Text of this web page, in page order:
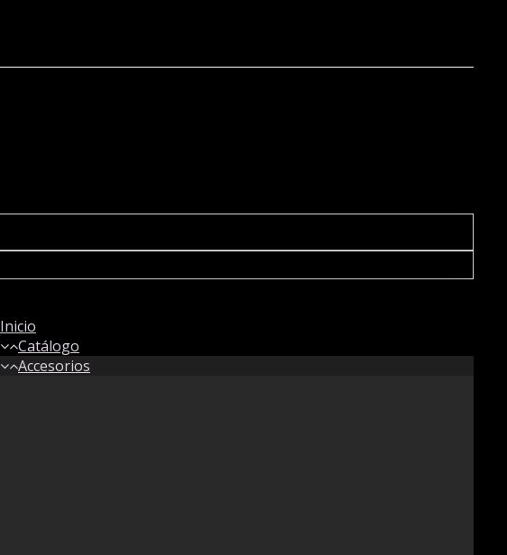
Inicio
Catálogo
Accesorios